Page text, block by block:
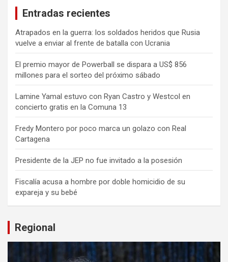
Entradas recientes
Atrapados en la guerra: los soldados heridos que Rusia
vuelve a enviar al frente de batalla con Ucrania
El premio mayor de Powerball se dispara a US$ 856
millones para el sorteo del próximo sábado
Lamine Yamal estuvo con Ryan Castro y Westcol en
concierto gratis en la Comuna 13
Fredy Montero por poco marca un golazo con Real
Cartagena
Presidente de la JEP no fue invitado a la posesión
Fiscalía acusa a hombre por doble homicidio de su
expareja y su bebé
Regional